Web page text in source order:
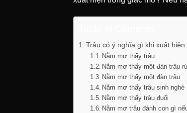
Trâu có ý nghĩa gì khi xuất
Nằm mơ thấy trâu
Nằm mơ thấy một đàn trâu
Nằm mơ thấy một đàn trâu
Nằm mơ thấy trâu sinh nghé
Nằm mơ thấy trâu đuổi
Nằm mơ trâu đánh con gì